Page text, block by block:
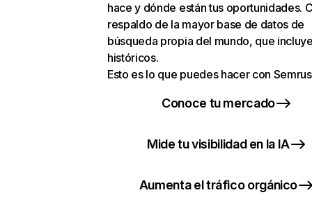
hace y dónde están tus oportunidades.
respaldo de la mayor base de datos de
búsqueda propia del mundo, que
históricos.
Esto es lo que puedes hacer con
Conoce tu mercado
Mide tu visibilidad en la IA
Aumenta el tráfico orgánico